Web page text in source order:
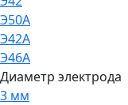
Э50А
Э42А
Э46А
Диаметр электрода
3 мм